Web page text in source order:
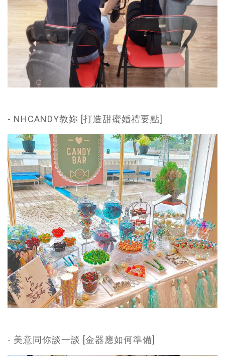
- NHCANDY教妳 [打造甜蜜婚禮要點]
- 美意同你談一談 [金器應如何準備]